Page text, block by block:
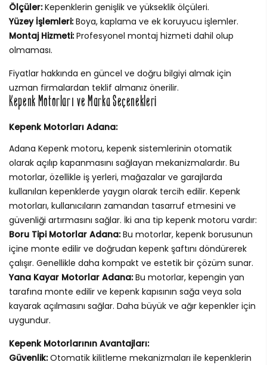
Ölçüler:Kepenklerin genişlik ve yükseklik ölçüleri.
Yüzey İşlemleri:Boya, kaplama ve ek koruyucu işlemler.
Montaj Hizmeti:Profesyonel montaj hizmeti dahil olup
olmaması.
Fiyatlar hakkında en güncel ve doğru bilgiyi almak için
uzman firmalardan teklif almanız önerilir.
Kepenk Motorları ve Marka Seçenekleri
Kepenk Motorları Adana:
Adana Kepenk motoru, kepenk sistemlerinin otomatik
olarak açılıp kapanmasını sağlayan mekanizmalardır. Bu
motorlar, özellikle iş yerleri, mağazalar ve garajlarda
kullanılan kepenklerde yaygın olarak tercih edilir. Kepenk
motorları, kullanıcıların zamandan tasarruf etmesini ve
güvenliği artırmasını sağlar. İki ana tip kepenk motoru vardır:
Boru Tipi Motorlar Adana:Bu motorlar, kepenk borusunun
içine monte edilir ve doğrudan kepenk şaftını döndürerek
çalışır. Genellikle daha kompakt ve estetik bir çözüm sunar.
Yana Kayar Motorlar Adana:Bu motorlar, kepengin yan
tarafına monte edilir ve kepenk kapısının sağa veya sola
kayarak açılmasını sağlar. Daha büyük ve ağır kepenkler için
uygundur.
Kepenk Motorlarının Avantajları:
Güvenlik:Otomatik kilitleme mekanizmaları ile kepenklerin